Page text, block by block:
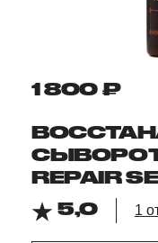
1 800 ₽
REPAIR
5,0
1